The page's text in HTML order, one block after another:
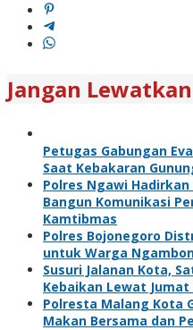
Jangan Lewatkan
Petugas Gabungan
Saat Kebakaran
Polres Ngawi
Bangun Komunikasi
Kamtibmas
Polres Bojonegoro
untuk Warga
Susuri Jalanan Kota,
Kebaikan Lewat
Polresta Malang Kota
Makan Bersama dan